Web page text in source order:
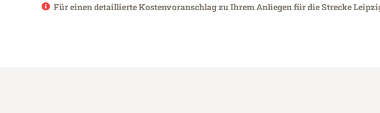
Für einen detaillierte Kostenvoranschlag zu Ihrem Anliegen für die Strecke